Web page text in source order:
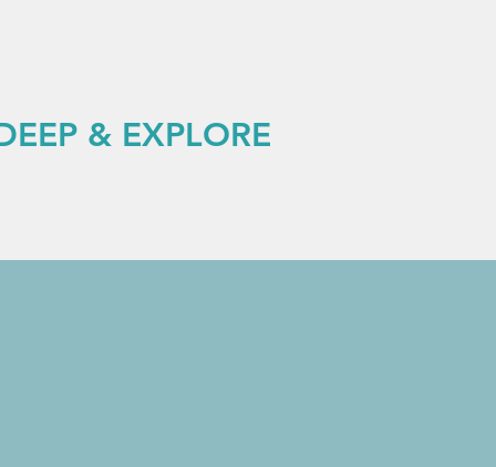
& EXPLORE